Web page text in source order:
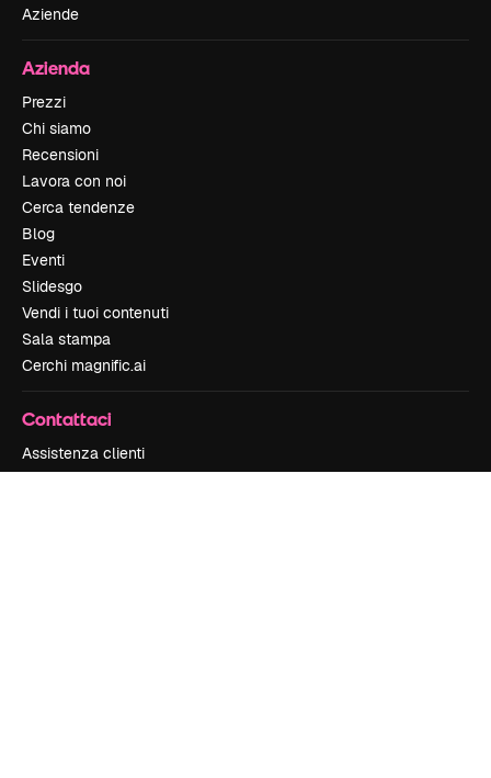
Aziende
Azienda
Prezzi
Chi siamo
Recensioni
Lavora con noi
Cerca tendenze
Blog
Eventi
Slidesgo
Vendi i tuoi contenuti
Sala stampa
Cerchi magnific.ai
Contattaci
Assistenza clienti